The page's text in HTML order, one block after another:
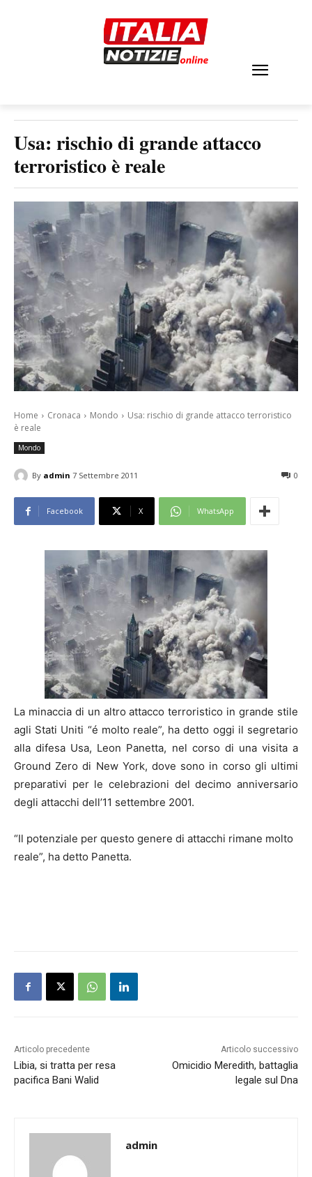
Usa: rischio di grande attacco
terroristico è reale
Home Cronaca Mondo
Usa: rischio di grande attacco terroristico
è reale
Mondo
By admin 7 Settembre 2011 0
Facebook X WhatsApp
La minaccia di un altro attacco terroristico in grande stile
agli Stati Uniti “é molto reale”, ha detto oggi il segretario
alla difesa Usa, Leon Panetta, nel corso di una visita a
Ground Zero di New York, dove sono in corso gli ultimi
preparativi per le celebrazioni del decimo anniversario
degli attacchi dell’11 settembre 2001.
“Il potenziale per questo genere di attacchi rimane molto
reale”, ha detto Panetta.
Articolo precedente
Libia, si tratta per resa
pacifica Bani Walid
Articolo successivo
Omicidio Meredith, battaglia
legale sul Dna
admin